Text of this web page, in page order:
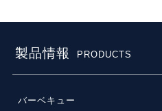
製品情報 PRODUCTS
バーベキュー